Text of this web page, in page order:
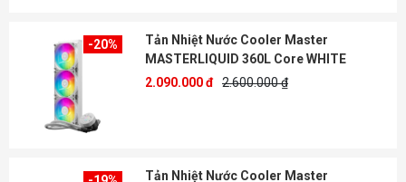
-20%
Tản Nhiệt Nước Cooler Master
MASTERLIQUID 360L Core WHITE
2.090.000 đ 2.600.000 ₫
Tản Nhiệt Nước Cooler Master